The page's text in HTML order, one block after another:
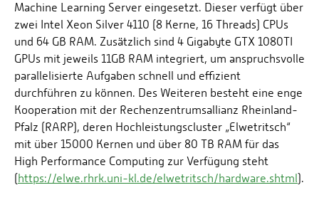
Machine Learning Server eingesetzt. Dieser verfügt über
zwei Intel Xeon Silver 4110 (8 Kerne, 16 Threads) CPUs
und 64 GB RAM. Zusätzlich sind 4 Gigabyte GTX 1080TI
GPUs mit jeweils 11GB RAM integriert, um anspruchsvolle
parallelisierte Aufgaben schnell und effizient
durchführen zu können. Des Weiteren besteht eine enge
Kooperation mit der Rechenzentrumsallianz Rheinland-
Pfalz (RARP), deren Hochleistungscluster „Elwetritsch“
mit über 15000 Kernen und über 80 TB RAM für das
High Performance Computing zur Verfügung steht
(https://elwe.rhrk.uni-kl.de/elwetritsch/hardware.shtml).